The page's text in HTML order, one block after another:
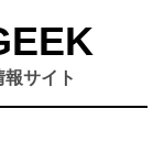
サイト